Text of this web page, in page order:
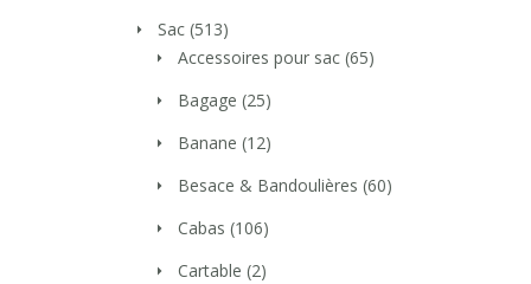
Sac (513)
Accessoires pour sac (65)
Bagage (25)
Banane (12)
Besace & Bandoulières (60)
Cabas (106)
Cartable (2)